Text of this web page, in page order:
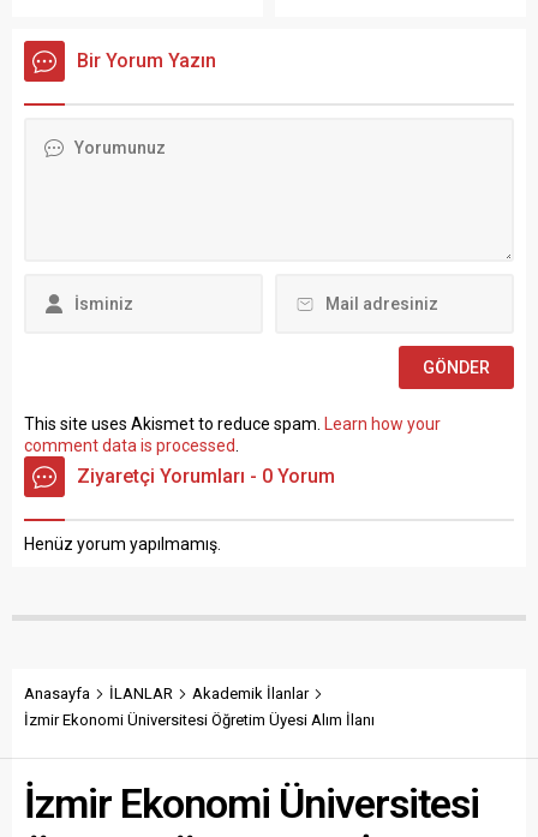
sözleşmelerinde yaşanan
tıkanma ve ekonomik
TÜRK-İŞ Genel Merkezinde
Sosyal Çalışmacı; sözlü
Bir Yorum Yazın
This site uses Akismet to reduce spam.
Learn how your
comment data is processed
Ziyaretçi Yorumları - 0 Yorum
Henüz yorum yapılmamış.
Anasayfa İLANLAR
Akademik İlanlar
İzmir Ekonomi Üniversitesi Öğretim Üyesi Alım İlanı
İzmir Ekonomi Üniversitesi